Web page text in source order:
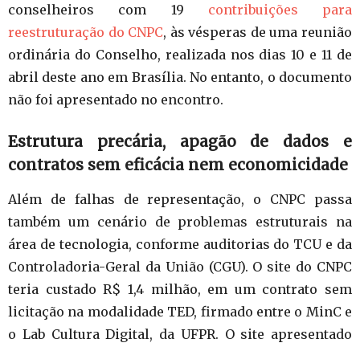
conselheiros com 19 contribuições para
reestruturação do CNPC, às vésperas de uma reunião
ordinária do Conselho, realizada nos dias 10 e 11 de
abril deste ano em Brasília. No entanto, o documento
não foi apresentado no encontro.
Estrutura precária, apagão de dados e
contratos sem eficácia nem economicidade
Além de falhas de representação, o CNPC passa
também um cenário de problemas estruturais na
área de tecnologia, conforme auditorias do TCU e da
Controladoria-Geral da União (CGU). O site do CNPC
teria custado R$ 1,4 milhão, em um contrato sem
licitação na modalidade TED, firmado entre o MinC e
o Lab Cultura Digital, da UFPR. O site apresentado